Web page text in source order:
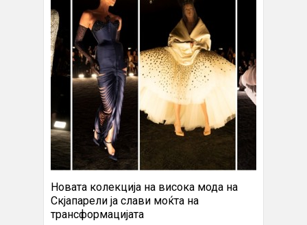
Новата колекција на висока мода на
Скјапарели ја слави моќта на
трансформацијата